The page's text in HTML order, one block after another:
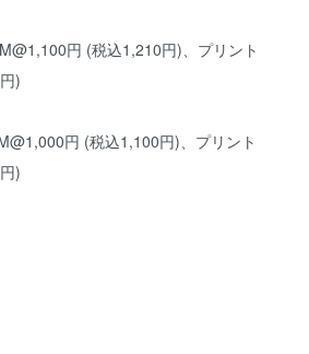
円 (税込1,210円)、プリント
)
円 (税込1,100円)、プリント
)